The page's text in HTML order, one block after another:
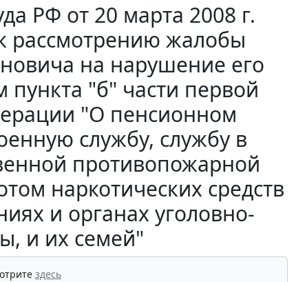
РФ от 20 марта 2008 г.
рассмотрению жалобы
на нарушение его
"б" части первой
"О пенсионном
службу, службу в
противопожарной
наркотических средств
и органах уголовно-
и их семей"
здесь